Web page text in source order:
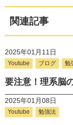
関連記事
2025年01月11日
Youtube ブログ 勉
要注意！理系脳
2025年01月08日
Youtube 勉強法